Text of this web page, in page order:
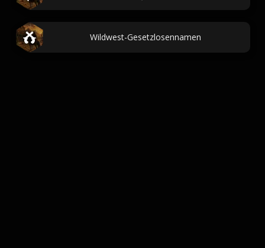
Wildwest-Gesetzlosennamen